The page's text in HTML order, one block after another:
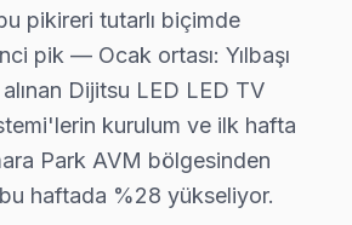
Süreci
servis ekibi arıza semptomlarını
osiloskop, ESR ölçer ile elektronik
tespit edilir: panel mi, anakart mı, güç
sunulur; onay olmadan işlem
eşdeğer Dijitsu parça ile onarım
pikireri tutarlı biçimde
pik — Ocak ortası: Yılbaşı
Dijitsu LED LED TV
kurulum ve ilk hafta
Park AVM bölgesinden
haftada %28 yükseliyor.